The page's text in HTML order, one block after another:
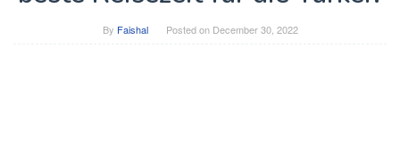
By Faishal Posted on December 30, 2022